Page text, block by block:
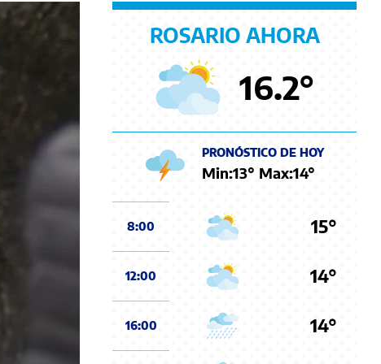
ROSARIO AHORA
16.2°
PRONÓSTICO DE HOY
Min:13° Max:14°
8:00 15°
12:00 14°
16:00 14°